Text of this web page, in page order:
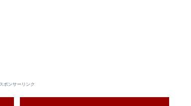
ポンサーリンク